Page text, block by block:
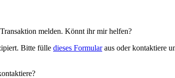
melden. Könnt ihr mir helfen?
Bitte fülle dieses Formularaus oder kontaktiere